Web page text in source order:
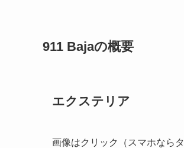
911 Bajaの概要
エクステリア
画像はクリック（スマホなら